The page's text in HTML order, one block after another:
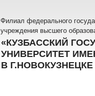
Филиал федерального
учреждения высшего
«КУЗБАССКИЙ
УНИВЕРСИТЕТ
В Г.НОВОКУЗНЕЦКЕ